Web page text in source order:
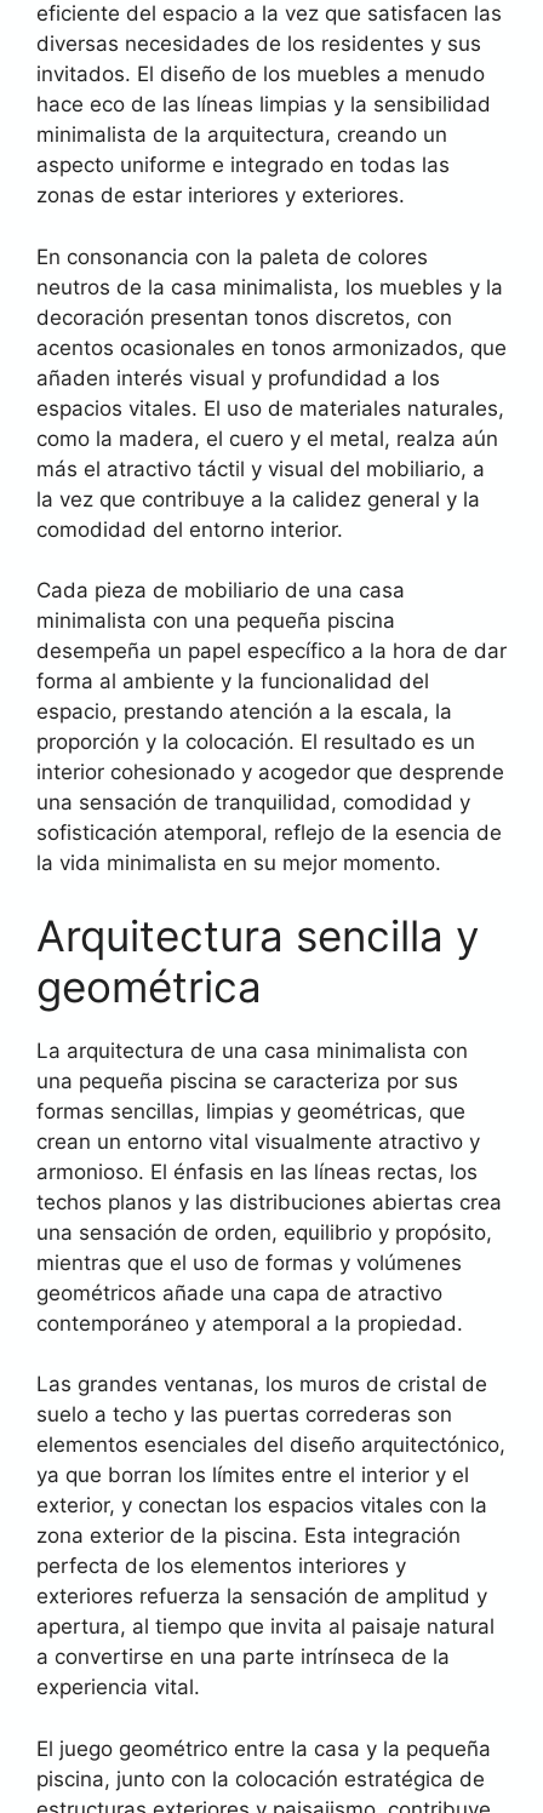
eficiente del espacio a la vez que satisfacen las
diversas necesidades de los residentes y sus
invitados. El diseño de los muebles a menudo
hace eco de las líneas limpias y la sensibilidad
minimalista de la arquitectura, creando un
aspecto uniforme e integrado en todas las
zonas de estar interiores y exteriores.
En consonancia con la paleta de colores
neutros de la casa minimalista, los muebles y la
decoración presentan tonos discretos, con
acentos ocasionales en tonos armonizados, que
añaden interés visual y profundidad a los
espacios vitales. El uso de materiales naturales,
como la madera, el cuero y el metal, realza aún
más el atractivo táctil y visual del mobiliario, a
la vez que contribuye a la calidez general y la
comodidad del entorno interior.
Cada pieza de mobiliario de una casa
minimalista con una pequeña piscina
desempeña un papel específico a la hora de dar
forma al ambiente y la funcionalidad del
espacio, prestando atención a la escala, la
proporción y la colocación. El resultado es un
interior cohesionado y acogedor que desprende
una sensación de tranquilidad, comodidad y
sofisticación atemporal, reflejo de la esencia de
la vida minimalista en su mejor momento.
Arquitectura sencilla y
geométrica
La arquitectura de una casa minimalista con
una pequeña piscina se caracteriza por sus
formas sencillas, limpias y geométricas, que
crean un entorno vital visualmente atractivo y
armonioso. El énfasis en las líneas rectas, los
techos planos y las distribuciones abiertas crea
una sensación de orden, equilibrio y propósito,
mientras que el uso de formas y volúmenes
geométricos añade una capa de atractivo
contemporáneo y atemporal a la propiedad.
Las grandes ventanas, los muros de cristal de
suelo a techo y las puertas correderas son
elementos esenciales del diseño arquitectónico,
ya que borran los límites entre el interior y el
exterior, y conectan los espacios vitales con la
zona exterior de la piscina. Esta integración
perfecta de los elementos interiores y
exteriores refuerza la sensación de amplitud y
apertura, al tiempo que invita al paisaje natural
a convertirse en una parte intrínseca de la
experiencia vital.
El juego geométrico entre la casa y la pequeña
piscina, junto con la colocación estratégica de